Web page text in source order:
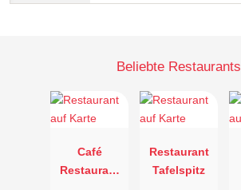
Beliebte Restaurants
Café
Restaurant
Restaurant
Tafelspitz